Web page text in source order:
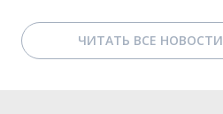
ЧИТАТЬ ВСЕ НОВОСТИ